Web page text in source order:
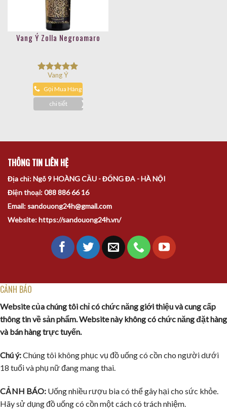
Vang Ý Zolla Negroamaro
Được xếp
hạng 5.00
5 sao
Vang Ý
Gọi Mua Hàng
chi tiết
THÔNG TIN LIÊN HỆ
Địa chỉ: Ngõ 9 HOÀNG CẦU - ĐỐNG ĐA - HÀ NỘI
Điện thoại: 088 886 66 16
Email: sandouong24h@gmail.com
Website: https://sandouong24h.vn/
CẢNH BÁO
Website của chúng tôi chỉ có chức năng giới thiệu và cung cấp
thông tin về sản phẩm. Website này không có chức năng đặt hàng
và bán hàng trực tuyến.
Chú ý:Chúng tôi không phục vụ đồ uống có cồn cho người dưới
18 tuổi và phụ nữ đang mang thai.
CẢNH BÁO: Uống nhiều rượu bia có thể gây hại cho sức khỏe.
Hãy sử dụng đồ uống có cồn một cách có trách nhiệm.